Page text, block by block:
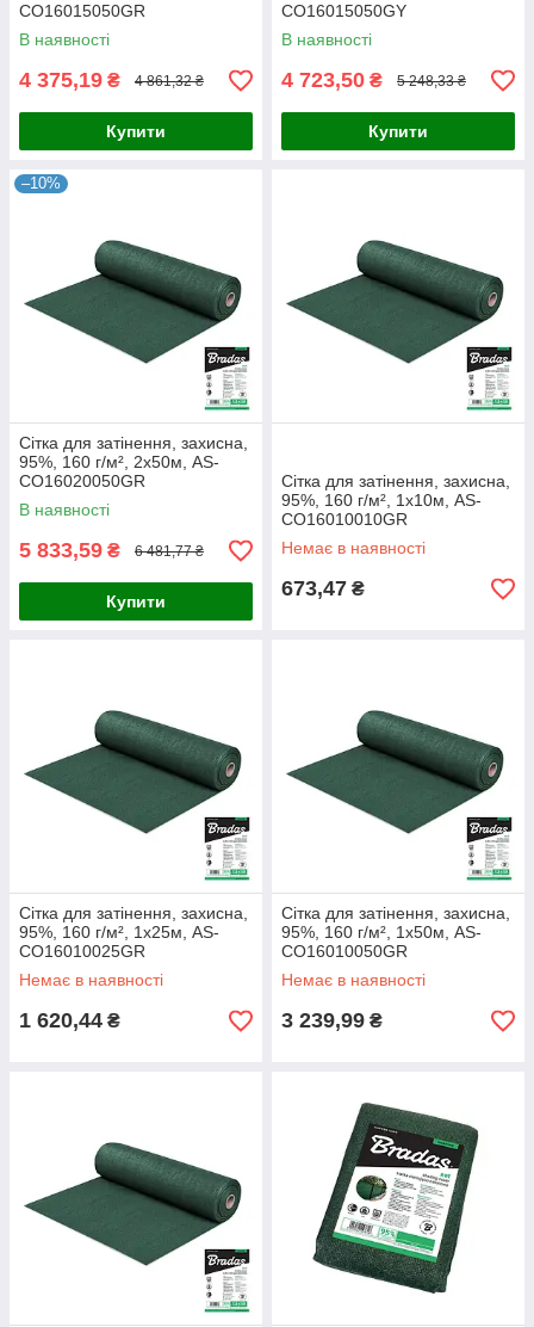
CO16015050GR
В наявності
4 375,19 ₴ 4 861,32 ₴
Купити
CO16015050GY
В наявності
4 723,50 ₴ 5 248,33 ₴
Купити
–10%
Сітка для затінення, захисна,
95%, 160 г/м², 2х50м, AS-
CO16020050GR
В наявності
5 833,59 ₴ 6 481,77 ₴
Купити
Сітка для затінення, захисна,
95%, 160 г/м², 1х10м, AS-
CO16010010GR
Немає в наявності
673,47 ₴
Сітка для затінення, захисна,
95%, 160 г/м², 1х25м, AS-
CO16010025GR
Немає в наявності
1 620,44 ₴
Сітка для затінення, захисна,
95%, 160 г/м², 1х50м, AS-
CO16010050GR
Немає в наявності
3 239,99 ₴